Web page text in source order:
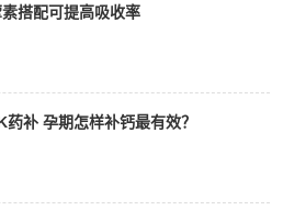
搭配可提高吸收率
药补 孕期怎样补钙最有效？